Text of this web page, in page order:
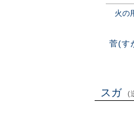
火の
菅(す
スガ (